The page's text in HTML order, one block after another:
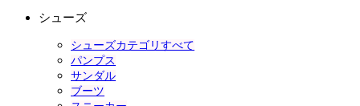
シューズ
シューズカテゴリすべて
パンプス
サンダル
ブーツ